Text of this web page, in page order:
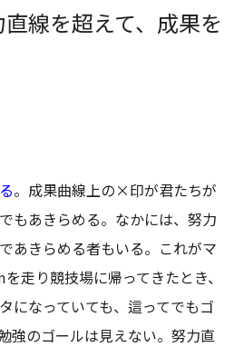
線を超えて、成果を
。成果曲線上の×印が君たちが
もあきらめる。なかには、努力
あきらめる者もいる。これがマ
走り競技場に帰ってきたとき、
になっていても、這ってでもゴ
強のゴールは見えない。努力直